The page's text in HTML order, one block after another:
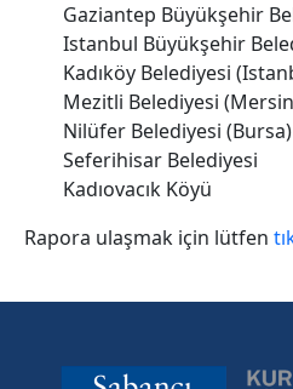
Gaziantep Büyükşehir
Istanbul Büyükşehir
Kadıköy Belediyesi
Mezitli Belediyesi
Nilüfer Belediyesi (Bursa)
Seferihisar Belediyesi
Kadıovacık Köyü
Rapora ulaşmak için lütfen